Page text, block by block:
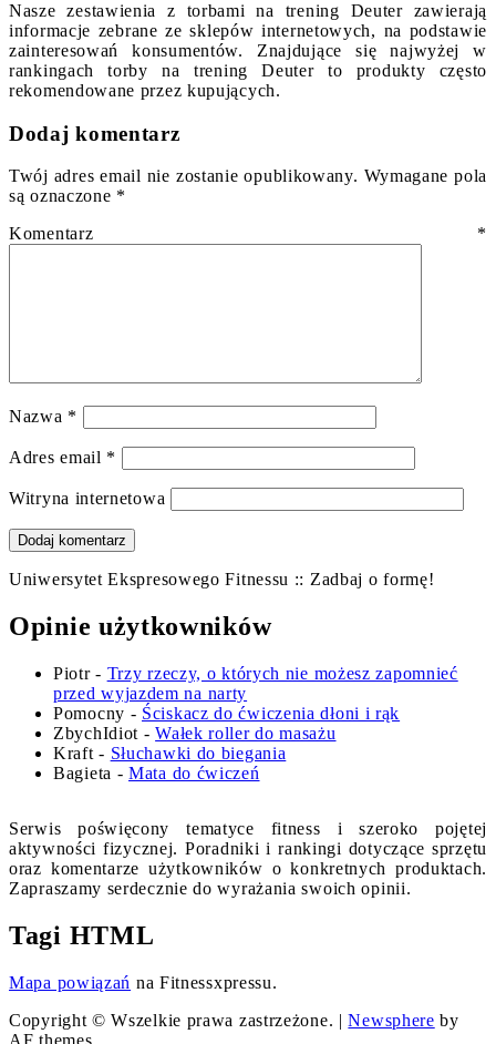
Nasze zestawienia z torbami na trening Deuter zawierają
informacje zebrane ze sklepów internetowych, na podstawie
zainteresowań konsumentów. Znajdujące się najwyżej w
rankingach torby na trening Deuter to produkty często
rekomendowane przez kupujących.
Dodaj komentarz
Twój adres email nie zostanie opublikowany. Wymagane pola
są oznaczone *
Komentarz *
Nazwa *
Adres email *
Witryna internetowa
Uniwersytet Ekspresowego Fitnessu :: Zadbaj o formę!
Opinie użytkowników
Piotr- Trzy rzeczy, o których nie możesz zapomnieć
przed wyjazdem na narty
Pomocny - Ściskacz do ćwiczenia dłoni i rąk
ZbychIdiot -Wałek roller do masażu
Kraft - Słuchawki do biegania
Bagieta -Mata do ćwiczeń
Serwis poświęcony tematyce fitness i szeroko pojętej
aktywności fizycznej. Poradniki i rankingi dotyczące sprzętu
oraz komentarze użytkowników o konkretnych produktach.
Zapraszamy serdecznie do wyrażania swoich opinii.
Tagi HTML
Mapa powiązań na Fitnessxpressu.
Copyright © Wszelkie prawa zastrzeżone. |Newsphere by